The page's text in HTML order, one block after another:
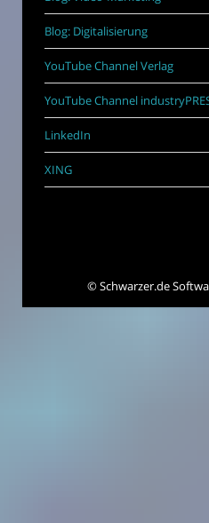
Blog: Digitalisierung
YouTube Channel Verlag
YouTube Channel
LinkedIn
XING
©Schwarzer.de